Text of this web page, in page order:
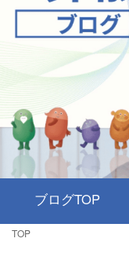
ブログTOP
TOP